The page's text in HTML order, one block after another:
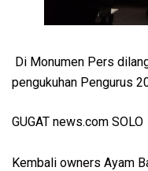
Di Monumen Pers
pengukuhan Pengurus
GUGAT news.com SOLO
Kembali owners Ayam